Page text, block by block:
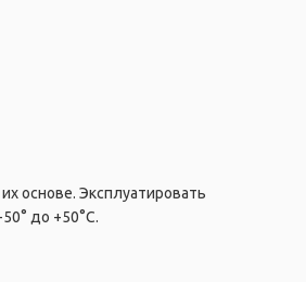
основе. Эксплуатировать
до +50°C.